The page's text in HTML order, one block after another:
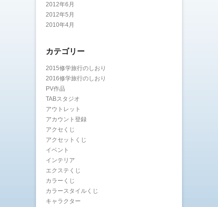
2012年6月
2012年5月
2010年4月
カテゴリー
2015修学旅行のしおり
2016修学旅行のしおり
PV作品
TABスタジオ
アウトレット
アカウント登録
アクセくじ
アクセットくじ
イベント
インテリア
エクステくじ
カラーくじ
カラースタイルくじ
キャラクター